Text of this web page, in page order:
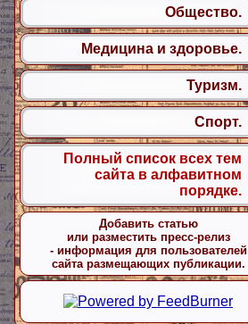
Общество.
Медицина и здоровье.
Туризм.
Спорт.
Полный список всех тем
сайта в алфавитном
порядке.
Добавить статью
или разместить пресс-релиз
- информация для пользователей
сайта размещающих публикации.